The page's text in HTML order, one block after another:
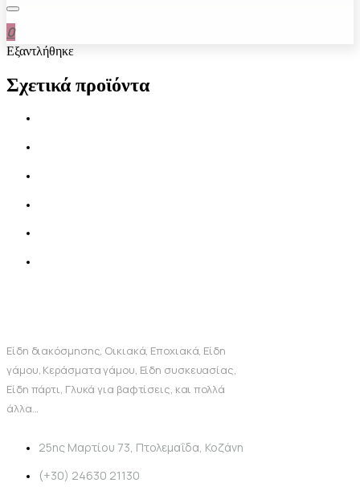
0
Εξαντλήθηκε
Σχετικά προϊόντα
Είδη διακόσμησης, Οικιακά, Εποχιακά, Είδη
γάμου, Κεράσματα γάμου, Είδη συσκευασίας,
Είδη πάρτι, Γλυκά για βαφτίσεις, και πολλά
άλλα...
25ης Μαρτίου 73, Πτολεμαΐδα, Κοζάνη
(+30) 24630 21130